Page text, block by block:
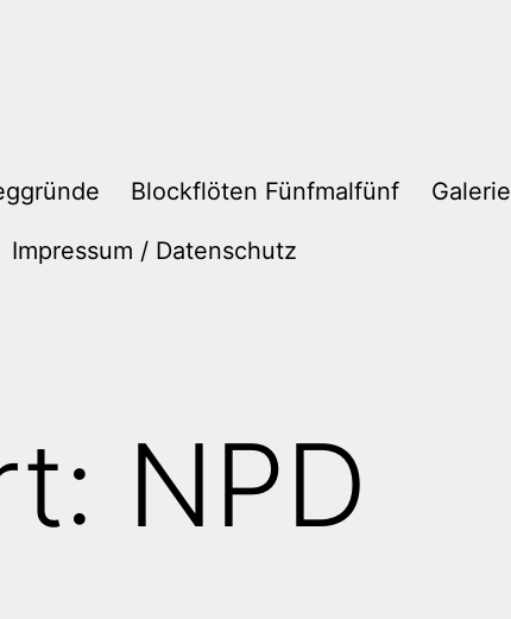
Blockflöten Fünfmalfünf Galerie
Impressum / Datenschutz
NPD